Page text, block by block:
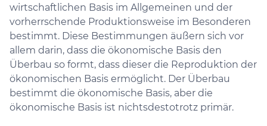
wirtschaftlichen Basis im Allgemeinen und der
vorherrschende Produktionsweise im Besonderen
bestimmt. Diese Bestimmungen äußern sich vor
allem darin, dass die ökonomische Basis den
Überbau so formt, dass dieser die Reproduktion der
ökonomischen Basis ermöglicht. Der Überbau
bestimmt die ökonomische Basis, aber die
ökonomische Basis ist nichtsdestotrotz primär.